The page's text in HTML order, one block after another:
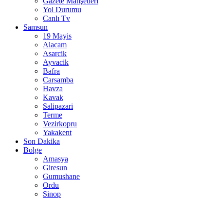
Yol Durumu
Canlı Tv
Samsun
19 Mayis
Alacam
Asarcik
Ayvacik
Bafra
Carsamba
Havza
Kavak
Salipazari
Terme
Vezirkopru
Yakakent
Son Dakika
Bolge
Amasya
Giresun
Gumushane
Ordu
Sinop